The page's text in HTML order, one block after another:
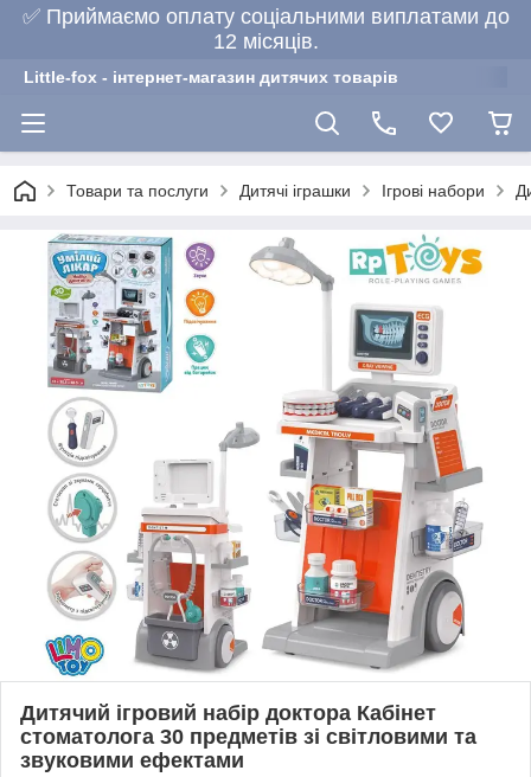
✅ Приймаємо оплату соціальними виплатами до
12 місяців.
Little-fox - інтернет-магазин дитячих товарів
Товари та послуги Дитячі іграшки Ігрові набори
Дитячий ігровий набір доктора Кабінет
стоматолога 30 предметів зі світловими та
звуковими ефектами